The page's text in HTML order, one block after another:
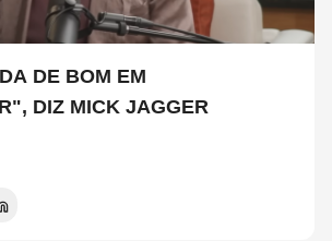
DE BOM EM
DIZ MICK JAGGER